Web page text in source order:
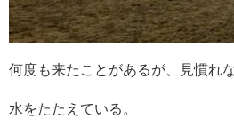
何度も来たことがあるが、見慣れ
水をたたえている。